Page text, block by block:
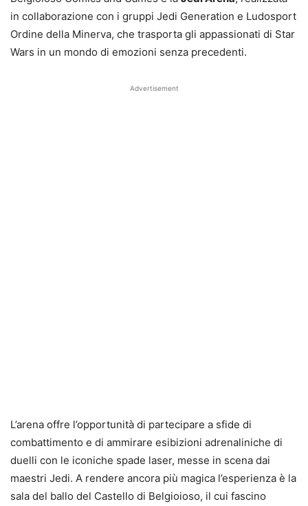
in collaborazione con i gruppi Jedi Generation e Ludosport
Ordine della Minerva, che trasporta gli appassionati di Star
Wars in un mondo di emozioni senza precedenti.
Advertisement
L’arena offre l’opportunità di partecipare a sfide di
combattimento e di ammirare esibizioni adrenaliniche di
duelli con le iconiche spade laser, messe in scena dai
maestri Jedi. A rendere ancora più magica l’esperienza è la
sala del ballo del Castello di Belgioioso, il cui fascino